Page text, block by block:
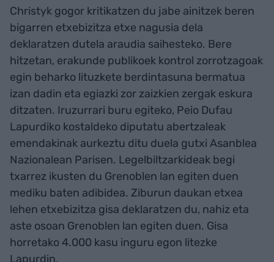
Christyk gogor kritikatzen du jabe ainitzek beren
bigarren etxebizitza etxe nagusia dela
deklaratzen dutela araudia saihesteko. Bere
hitzetan, erakunde publikoek kontrol zorrotzagoak
egin beharko lituzkete berdintasuna bermatua
izan dadin eta egiazki zor zaizkien zergak eskura
ditzaten. Iruzurrari buru egiteko, Peio Dufau
Lapurdiko kostaldeko diputatu abertzaleak
emendakinak aurkeztu ditu duela gutxi Asanblea
Nazionalean Parisen. Legelbiltzarkideak begi
txarrez ikusten du Grenoblen lan egiten duen
mediku baten adibidea. Ziburun daukan etxea
lehen etxebizitza gisa deklaratzen du, nahiz eta
aste osoan Grenoblen lan egiten duen. Gisa
horretako 4.000 kasu inguru egon litezke
Lapurdin.